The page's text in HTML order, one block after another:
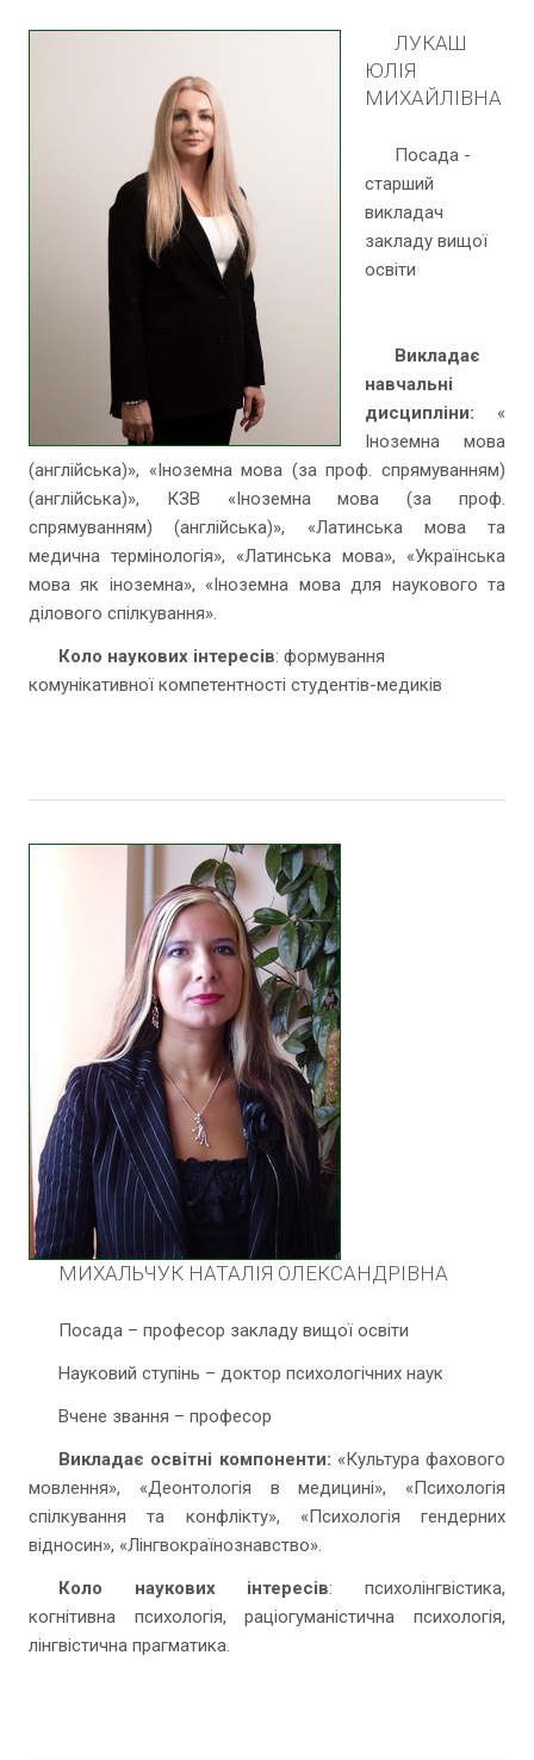
ЛУКАШ
ЮЛІЯ
МИХАЙЛІВНА
Посада -
старший
викладач
закладу вищої
освіти
Викладає
навчальні
дисципліни: «
Іноземна мова
(англійська)», «Іноземна мова (за проф. спрямуванням)
(англійська)», КЗВ «Іноземна мова (за проф.
спрямуванням) (англійська)», «Латинська мова та
медична термінологія», «Латинська мова», «Українська
мова як іноземна», «Іноземна мова для наукового та
ділового спілкування».
Коло наукових інтересів: формування
комунікативної компетентності студентів-медиків
МИХАЛЬЧУК НАТАЛІЯ ОЛЕКСАНДРІВНА
Посада – професор закладу вищої освіти
Науковий ступінь – доктор психологічних наук
Вчене звання – професор
Викладає освітні компоненти: «Культура фахового
мовлення», «Деонтологія в медицині», «Психологія
спілкування та конфлікту», «Психологія гендерних
відносин», «Лінгвокраїнознавство».
Коло наукових інтересів: психолінгвістика,
когнітивна психологія, раціогуманістична психологія,
лінгвістична прагматика.